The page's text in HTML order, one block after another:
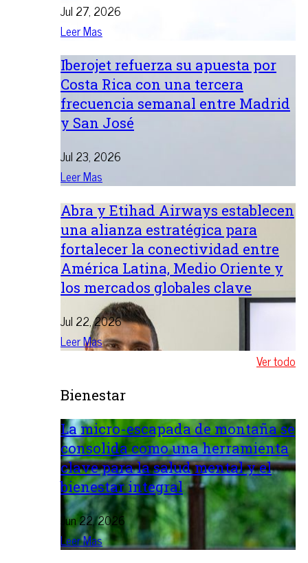
Jul 27, 2026
Leer Mas
Iberojet refuerza su apuesta por
Costa Rica con una tercera
frecuencia semanal entre Madrid
y San José
Jul 23, 2026
Leer Mas
Abra y Etihad Airways establecen
una alianza estratégica para
fortalecer la conectividad entre
América Latina, Medio Oriente y
los mercados globales clave
Jul 22, 2026
Leer Mas
Ver todo
Bienestar
La micro-escapada de montaña se
consolida como una herramienta
clave para la salud mental y el
bienestar integral
Jun 22, 2026
Leer Mas